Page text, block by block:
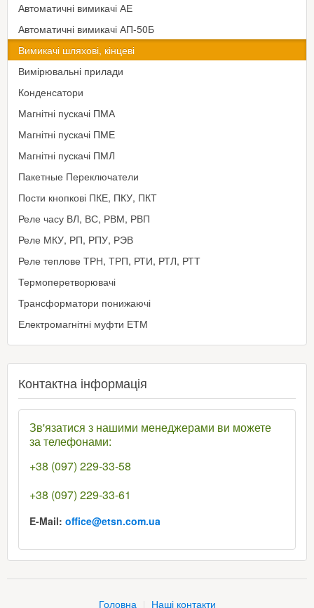
Автоматичні вимикачі АЕ
Автоматичні вимикачі АП-50Б
Вимикачі шляхові, кінцеві
Вимірювальні прилади
Конденсатори
Магнітні пускачі ПМА
Магнітні пускачі ПМЕ
Магнітні пускачі ПМЛ
Пакетные Переключатели
Пости кнопкові ПКЕ, ПКУ, ПКТ
Реле часу ВЛ, ВС, РВМ, РВП
Реле МКУ, РП, РПУ, РЭВ
Реле теплове ТРН, ТРП, РТИ, РТЛ, РТТ
Термоперетворювачі
Трансформатори понижаючі
Електромагнітні муфти ЕТМ
Контактна інформація
Зв'язатися з нашими менеджерами ви можете
за телефонами:
+38 (097) 229-33-58
+38 (097) 229-33-61
E-Mail: office@etsn.com.ua
Головна Наші контакти